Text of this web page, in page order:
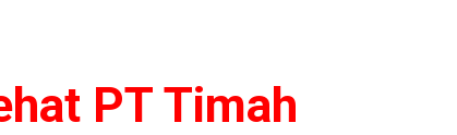
PT Timah